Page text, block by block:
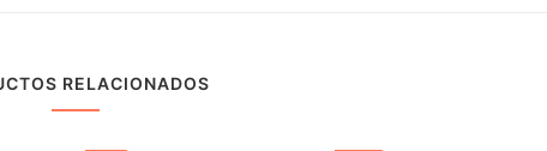
RELACIONADOS